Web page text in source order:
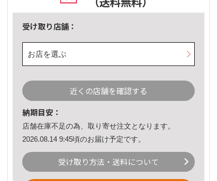
受け取り店舗：
お店を選ぶ
近くの店舗を確認する
納期目安：
店舗在庫不足の為、取り寄せ注文となります。
2026.08.14 9:45頃のお届け予定です。
受け取り方法・送料について